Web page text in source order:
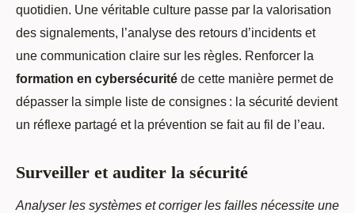
quotidien. Une véritable culture passe par la valorisation
des signalements, l’analyse des retours d’incidents et
une communication claire sur les règles. Renforcer la
formation en cybersécurité de cette manière permet de
dépasser la simple liste de consignes : la sécurité devient
un réflexe partagé et la prévention se fait au fil de l’eau.
Surveiller et auditer la sécurité
Analyser les systèmes et corriger les failles nécessite une